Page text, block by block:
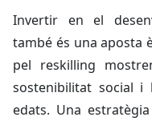
Invertir en el
també és una aposta
pel reskilling
sostenibilitat social i
edats. Una